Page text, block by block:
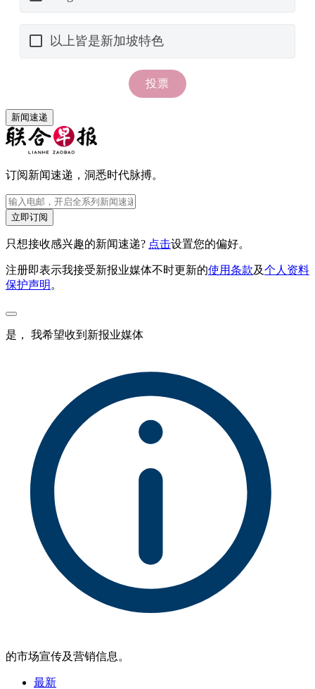
新闻速递
订阅新闻速递，洞悉时代脉搏。
立即订阅
只想接收感兴趣的新闻速递? 点击设置您的偏好。
注册即表示我接受新报业媒体不时更新的使用条款及个人资料
保护声明 。
是， 我希望收到新报业媒体
的市场宣传及营销信息。
最新